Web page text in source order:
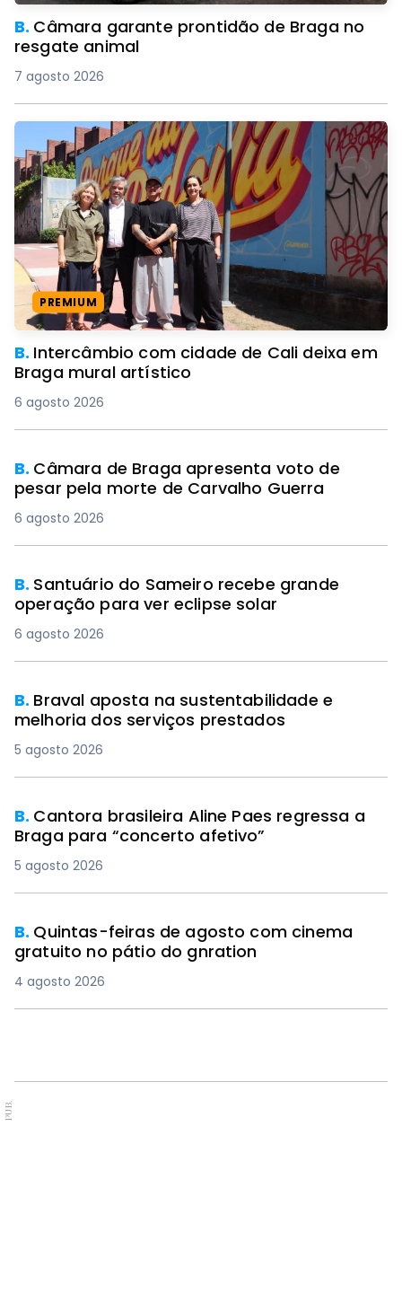
B. Câmara garante prontidão de Braga no
resgate animal
7 agosto 2026
PREMIUM
B. Intercâmbio com cidade de Cali deixa em
Braga mural artístico
6 agosto 2026
B. Câmara de Braga apresenta voto de
pesar pela morte de Carvalho Guerra
6 agosto 2026
B. Santuário do Sameiro recebe grande
operação para ver eclipse solar
6 agosto 2026
B. Braval aposta na sustentabilidade e
melhoria dos serviços prestados
5 agosto 2026
B. Cantora brasileira Aline Paes regressa a
Braga para “concerto afetivo”
5 agosto 2026
B. Quintas-feiras de agosto com cinema
gratuito no pátio do gnration
4 agosto 2026
PUB.